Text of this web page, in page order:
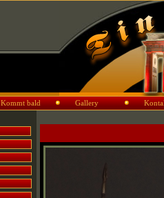
Kommt bald Gallery